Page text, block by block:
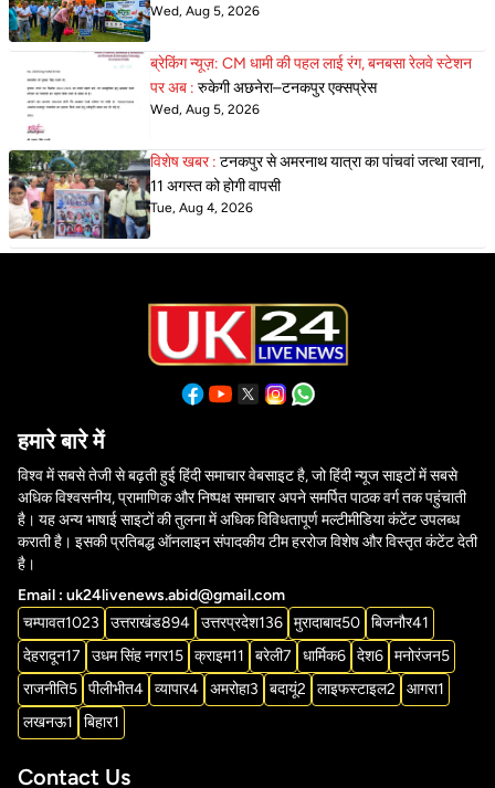
Wed, Aug 5, 2026
ब्रेकिंग न्यूज़: CM धामी की पहल लाई रंग, बनबसा रेलवे स्टेशन
पर अब : रुकेगी अछनेरा–टनकपुर एक्सप्रेस
Wed, Aug 5, 2026
विशेष खबर : टनकपुर से अमरनाथ यात्रा का पांचवां जत्था रवाना,
11 अगस्त को होगी वापसी
Tue, Aug 4, 2026
हमारे बारे में
विश्व में सबसे तेजी से बढ़ती हुई हिंदी समाचार वेबसाइट है, जो हिंदी न्यूज साइटों में सबसे
अधिक विश्वसनीय, प्रामाणिक और निष्पक्ष समाचार अपने समर्पित पाठक वर्ग तक पहुंचाती
है। यह अन्य भाषाई साइटों की तुलना में अधिक विविधतापूर्ण मल्टीमीडिया कंटेंट उपलब्ध
कराती है। इसकी प्रतिबद्ध ऑनलाइन संपादकीय टीम हररोज विशेष और विस्तृत कंटेंट देती
है।
Email : uk24livenews.abid@gmail.com
चम्पावत1023 उत्तराखंड894 उत्तरप्रदेश136 मुरादाबाद50 बिजनौर41
देहरादून17 उधम सिंह नगर15 क्राइम11 बरेली7 धार्मिक6 देश6 मनोरंजन5
राजनीति5 पीलीभीत4 व्यापार4 अमरोहा3 बदायूं2 लाइफस्टाइल2 आगरा1
लखनऊ1 बिहार1
Contact Us